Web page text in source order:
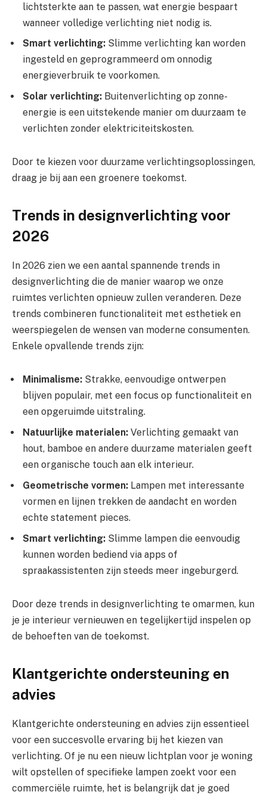
lichtsterkte aan te passen, wat energie bespaart
wanneer volledige verlichting niet nodig is.
Smart verlichting: Slimme verlichting kan worden
ingesteld en geprogrammeerd om onnodig
energieverbruik te voorkomen.
Solar verlichting: Buitenverlichting op zonne-
energie is een uitstekende manier om duurzaam te
verlichten zonder elektriciteitskosten.
Door te kiezen voor duurzame verlichtingsoplossingen,
draag je bij aan een groenere toekomst.
Trends in designverlichting voor
2026
In 2026 zien we een aantal spannende trends in
designverlichting die de manier waarop we onze
ruimtes verlichten opnieuw zullen veranderen. Deze
trends combineren functionaliteit met esthetiek en
weerspiegelen de wensen van moderne consumenten.
Enkele opvallende trends zijn:
Minimalisme: Strakke, eenvoudige ontwerpen
blijven populair, met een focus op functionaliteit en
een opgeruimde uitstraling.
Natuurlijke materialen: Verlichting gemaakt van
hout, bamboe en andere duurzame materialen geeft
een organische touch aan elk interieur.
Geometrische vormen: Lampen met interessante
vormen en lijnen trekken de aandacht en worden
echte statement pieces.
Smart verlichting: Slimme lampen die eenvoudig
kunnen worden bediend via apps of
spraakassistenten zijn steeds meer ingeburgerd.
Door deze trends in designverlichting te omarmen, kun
je je interieur vernieuwen en tegelijkertijd inspelen op
de behoeften van de toekomst.
Klantgerichte ondersteuning en
advies
Klantgerichte ondersteuning en advies zijn essentieel
voor een succesvolle ervaring bij het kiezen van
verlichting. Of je nu een nieuw lichtplan voor je woning
wilt opstellen of specifieke lampen zoekt voor een
commerciële ruimte, het is belangrijk dat je goed